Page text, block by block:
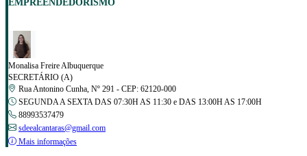
EMPREENDEDORISMO
Monalisa Freire Albuquerque
SECRETÁRIO (A)
Rua Antonino Cunha, Nº 291 - CEP: 62120-000
SEGUNDA A SEXTA DAS 07:30H AS 11:30 e DAS 13:00H AS 17:00H
88993537479
sdeealcantaras@gmail.com
Mais informações